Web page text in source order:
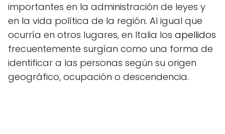
importantes en la administración de leyes y
en la vida política de la región. Al igual que
ocurría en otros lugares, en Italia los apellidos
frecuentemente surgían como una forma de
identificar a las personas según su origen
geográfico, ocupación o descendencia.